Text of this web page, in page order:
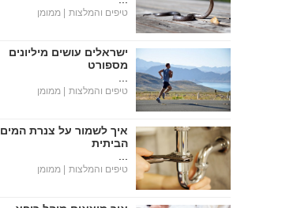
טיפים והמלצות | ממומן
ישראלים עושים מיליונים
מספורט
טיפים והמלצות | ממומן
איך לשמור על צנרת המים
הביתית
טיפים והמלצות | ממומן